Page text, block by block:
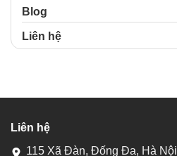
Blog
Liên hệ
Liên hệ
115 Xã Đàn, Đống Đa, Hà Nội